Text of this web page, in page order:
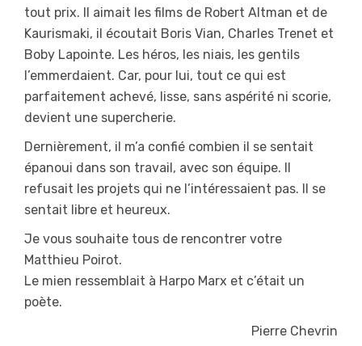
tout prix. Il aimait les films de Robert Altman et de
Kaurismaki, il écoutait Boris Vian, Charles Trenet et
Boby Lapointe. Les héros, les niais, les gentils
l’emmerdaient. Car, pour lui, tout ce qui est
parfaitement achevé, lisse, sans aspérité ni scorie,
devient une supercherie.
Dernièrement, il m’a confié combien il se sentait
épanoui dans son travail, avec son équipe. Il
refusait les projets qui ne l’intéressaient pas. Il se
sentait libre et heureux.
Je vous souhaite tous de rencontrer votre
Matthieu Poirot.
Le mien ressemblait à Harpo Marx et c’était un
poète.
Pierre Chevrin